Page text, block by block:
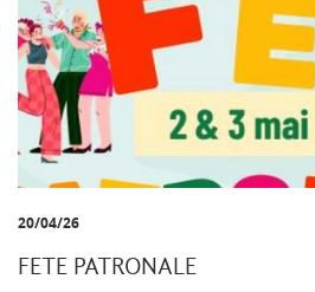
20/04/26
FETE PATRONALE